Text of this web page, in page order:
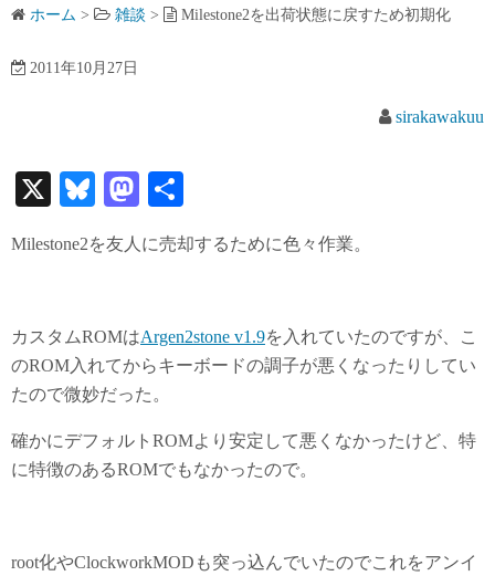
ホーム > 雑談 > Milestone2を出荷状態に戻すため初期化
2011年10月27日
sirakawakuu
X
Bl
sk
M
to
n
Milestone2を友人に売却するために色々作業。
カスタムROMはArgen2stone v1.9を入れていたのですが、こ
のROM入れてからキーボードの調子が悪くなったりしてい
たので微妙だった。
確かにデフォルトROMより安定して悪くなかったけど、特
に特徴のあるROMでもなかったので。
root化やClockworkMODも突っ込んでいたのでこれをアンイ